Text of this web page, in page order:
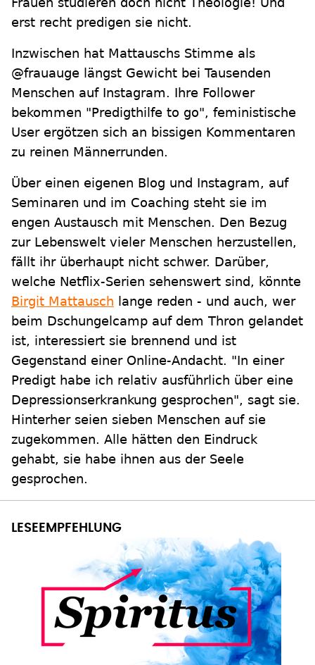
erst recht predigen sie nicht.
Inzwischen hat Mattauschs Stimme als
@frauauge längst Gewicht bei Tausenden
Menschen auf Instagram. Ihre Follower
bekommen "Predigthilfe to go", feministische
User ergötzen sich an bissigen Kommentaren
zu reinen Männerrunden.
Über einen eigenen Blog und Instagram, auf
Seminaren und im Coaching steht sie im
engen Austausch mit Menschen. Den Bezug
zur Lebenswelt vieler Menschen herzustellen,
fällt ihr überhaupt nicht schwer. Darüber,
welche Netflix-Serien sehenswert sind, könnte
Birgit Mattausch lange reden - und auch, wer
beim Dschungelcamp auf dem Thron gelandet
ist, interessiert sie brennend und ist
Gegenstand einer Online-Andacht. "In einer
Predigt habe ich relativ ausführlich über eine
Depressionserkrankung gesprochen", sagt sie.
Hinterher seien sieben Menschen auf sie
zugekommen. Alle hätten den Eindruck
gehabt, sie habe ihnen aus der Seele
gesprochen.